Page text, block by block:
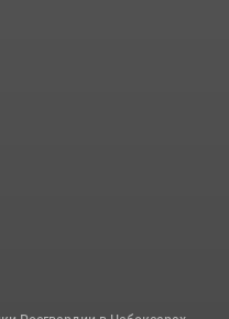
очередного выпуска
телевидении Чувашии
в Управлении